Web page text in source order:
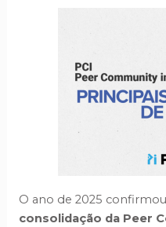
O ano de 2025
consolidação da Peer